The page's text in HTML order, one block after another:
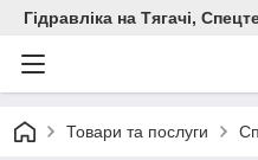
Гідравліка на Тягачі,
Товари та послуги